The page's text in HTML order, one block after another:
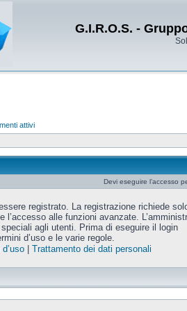
G.I.R.O.S. -
attivi
Devi eseguire l’accesso
registrato. La registrazione richiede
l’accesso alle funzioni avanzate.
agli utenti. Prima di eseguire il login
d’uso e le varie regole.
| Trattamento dei dati personali